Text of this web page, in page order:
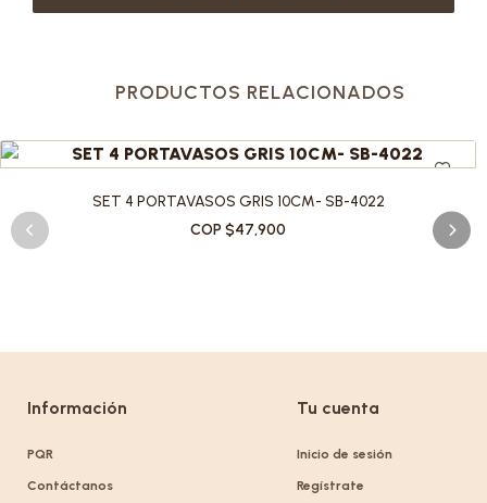
PRODUCTOS RELACIONADOS
SET 4 PORTAVASOS GRIS 10CM- SB-4022
COP $47,900
Información
PQR
Contáctanos
Tu cuenta
Inicio de sesión
Regístrate